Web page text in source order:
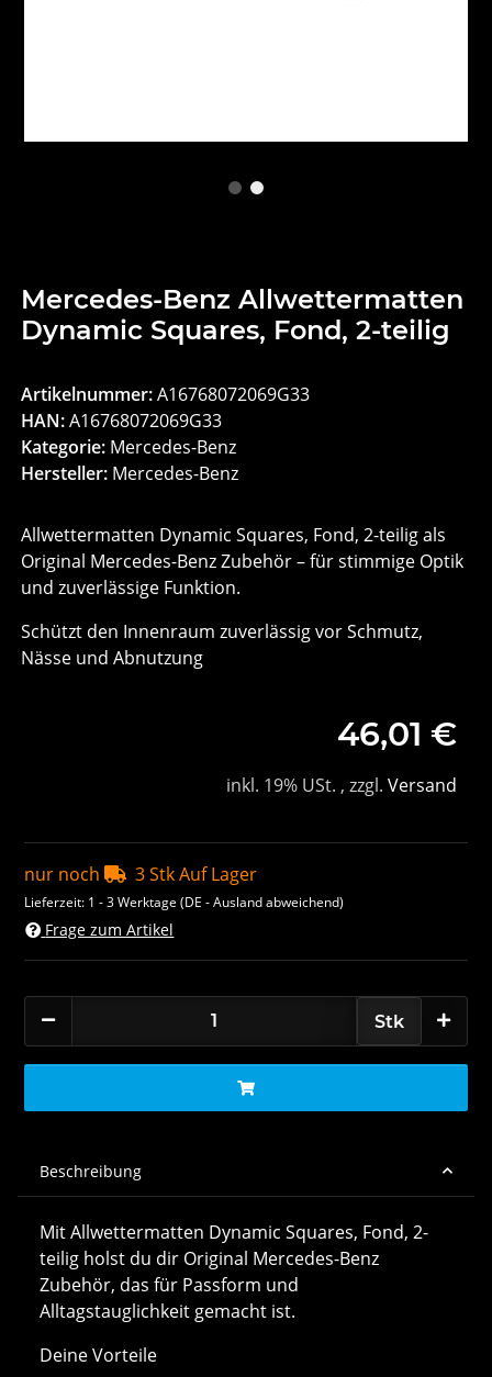
Mercedes-Benz Allwettermatten
Dynamic Squares, Fond, 2-teilig
Artikelnummer:A16768072069G33
HAN:A16768072069G33
Kategorie: Mercedes-Benz
Hersteller: Mercedes-Benz
Allwettermatten Dynamic Squares, Fond, 2-teilig als
Original Mercedes-Benz Zubehör – für stimmige Optik
und zuverlässige Funktion.
Schützt den Innenraum zuverlässig vor Schmutz,
Nässe und Abnutzung
46,01 €
inkl. 19% USt. , zzgl. Versand
nur noch 3 Stk Auf Lager
Lieferzeit: 1 - 3 Werktage(DE - Ausland abweichend)
Frage zum Artikel
Stk
Beschreibung
Mit Allwettermatten Dynamic Squares, Fond, 2-
teilig holst du dir Original Mercedes-Benz
Zubehör, das für Passform und
Alltagstauglichkeit gemacht ist.
Deine Vorteile